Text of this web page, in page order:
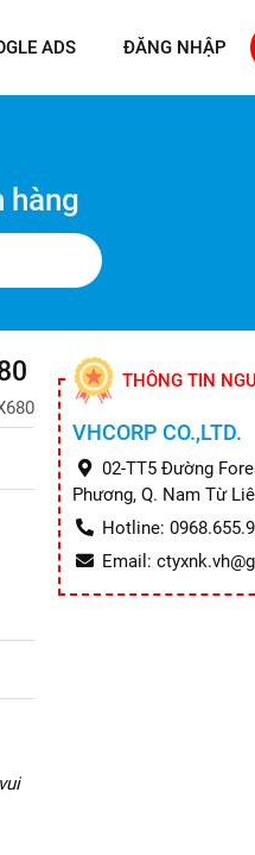
ADS ĐĂNG NHẬP
hàng
THÔNG TIN
VHCORP CO.,LTD.
02-TT5 Đường
Phương, Q. Nam Từ
Hotline:
Email: